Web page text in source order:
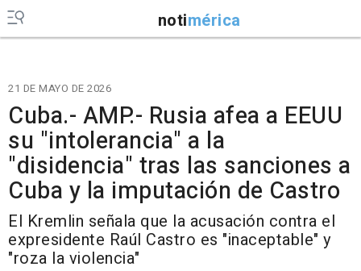
notimérica
21 DE MAYO DE 2026
Cuba.- AMP.- Rusia afea a EEUU
su "intolerancia" a la
"disidencia" tras las sanciones a
Cuba y la imputación de Castro
El Kremlin señala que la acusación contra el
expresidente Raúl Castro es "inaceptable" y
"roza la violencia"